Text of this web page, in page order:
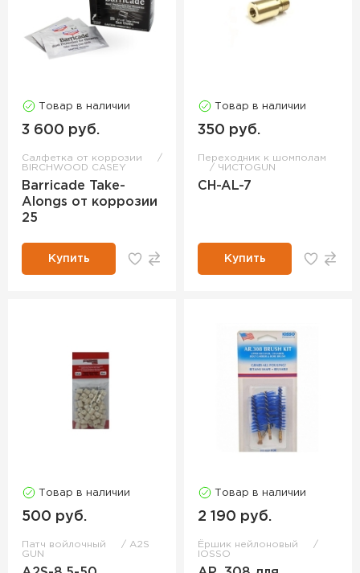
Товар в наличии
3 600 руб.
Салфетка от коррозии
BIRCHWOOD CASEY
Barricade Take-
Alongs от коррозии
25
Купить
Товар в наличии
350 руб.
Переходник к шомполам
ЧИСТОGUN
CH-AL-7
Купить
Товар в наличии
500 руб.
Патч войлочный
A2S
GUN
Товар в наличии
2 190 руб.
Ёршик нейлоновый
IOSSO